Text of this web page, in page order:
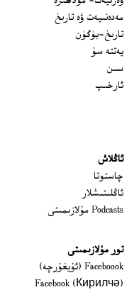
مەدەنىيەت ۋە تارىخ
تارىخ-بۈگۈن
يەتتە سۇ
سىن
ئارخىپ
ئاڭلاش
چاستوتا
ئاڭلىتىشلار
Podcasts مۇلازىمىتى
تور مۇلازىمىتى
Faceboook (ئۇيغۇرچە)
window
Facebook (Кирилчә)
window